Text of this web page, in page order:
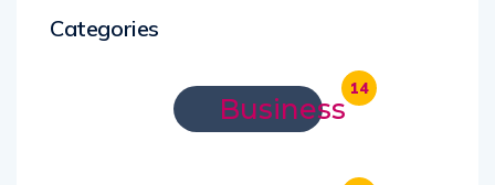
Categories
Business
14